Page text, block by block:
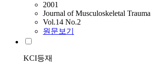
2001
Journal of Musculoskeletal Trauma
Vol.14 No.2
원문보기
KCI등재